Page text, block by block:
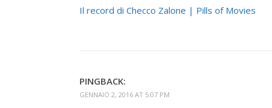
Il record di Checco Zalone | Pills of Movies
PINGBACK:
GENNAIO 2, 2016 AT 5:07 PM